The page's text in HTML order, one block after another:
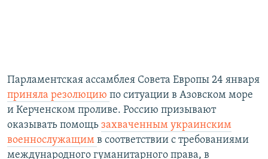
Парламентская ассамблея Совета Европы 24 января
приняла резолюцию по ситуации в Азовском море
и Керченском проливе. Россию призывают
оказывать помощь захваченным украинским
военнослужащим в соответствии с требованиями
международного гуманитарного права, в